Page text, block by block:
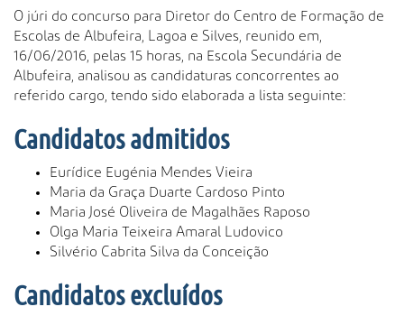
d
a
…
O júri do concurso para Diretor do Centro de Formação de
Escolas de Albufeira, Lagoa e Silves, reunido em,
16/06/2016, pelas 15 horas, na Escola Secundária de
Albufeira, analisou as candidaturas concorrentes ao
referido cargo, tendo sido elaborada a lista seguinte:
Candidatos admitidos
Eurídice Eugénia Mendes Vieira
Maria da Graça Duarte Cardoso Pinto
Maria José Oliveira de Magalhães Raposo
Olga Maria Teixeira Amaral Ludovico
Silvério Cabrita Silva da Conceição
Candidatos excluídos